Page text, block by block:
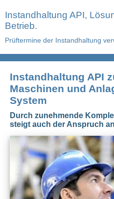
Instandhaltung API,
Betrieb.
Prüftermine der Instandhaltung
Instandhaltung API
Maschinen und
System
Durch zunehmende
steigt auch der Anspruch